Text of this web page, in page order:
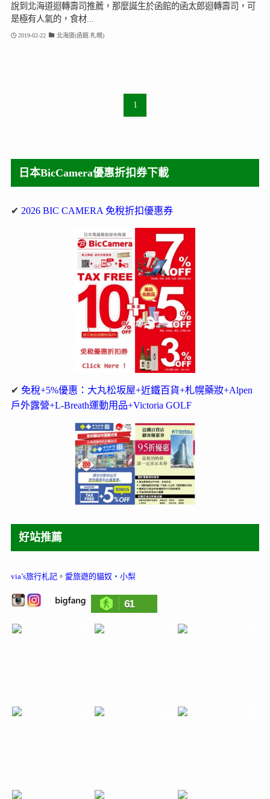
說到北海道迴轉壽司推薦，那麼誕生於函館的函太郎迴轉壽司，可
是極有人氣的，食材...
2019-02-22 北海道(函館.札幌)
1
日本BicCamera優惠折扣券下載
✔ 2026 BIC CAMERA 免稅折扣優惠券
✔ 免稅+5%優惠：大丸松坂屋+近鐵百貨+札幌藥妝+Alpen
戶外露營+L-Breath運動用品+Victoria GOLF
好站推薦
via’s旅行札記。 愛旅遊的貓奴‧小梨
61